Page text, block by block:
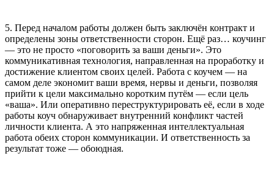
5. Перед началом работы должен быть заключён контракт и
определены зоны ответственности сторон. Ещё раз… коучинг
— это не просто «поговорить за ваши деньги». Это
коммуникативная технология, направленная на проработку и
достижение клиентом своих целей. Работа с коучем — на
самом деле экономит ваши время, нервы и деньги, позволяя
прийти к цели максимально коротким путём — если цель
«ваша». Или оперативно переструктурировать её, если в ходе
работы коуч обнаруживает внутренний конфликт частей
личности клиента. А это напряженная интеллектуальная
работа обеих сторон коммуникации. И ответственность за
результат тоже — обоюдная.